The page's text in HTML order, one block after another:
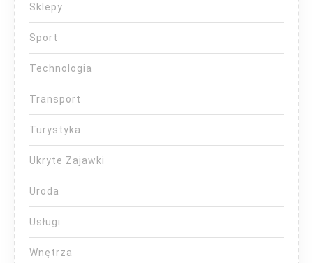
Sklepy
Sport
Technologia
Transport
Turystyka
Ukryte Zajawki
Uroda
Usługi
Wnętrza